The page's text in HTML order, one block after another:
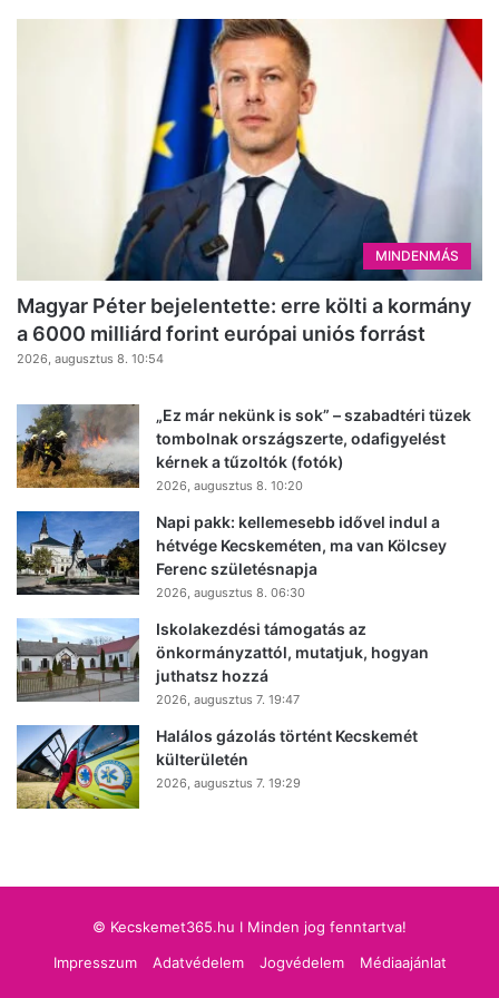
MINDENMÁS
Magyar Péter bejelentette: erre költi a kormány
a 6000 milliárd forint európai uniós forrást
2026, augusztus 8. 10:54
„Ez már nekünk is sok” – szabadtéri tüzek
tombolnak országszerte, odafigyelést
kérnek a tűzoltók (fotók)
2026, augusztus 8. 10:20
Napi pakk: kellemesebb idővel indul a
hétvége Kecskeméten, ma van Kölcsey
Ferenc születésnapja
2026, augusztus 8. 06:30
Iskolakezdési támogatás az
önkormányzattól, mutatjuk, hogyan
juthatsz hozzá
2026, augusztus 7. 19:47
Halálos gázolás történt Kecskemét
külterületén
2026, augusztus 7. 19:29
© Kecskemet365.hu I Minden jog fenntartva!
Impresszum
Adatvédelem Jogvédelem Médiaajánlat